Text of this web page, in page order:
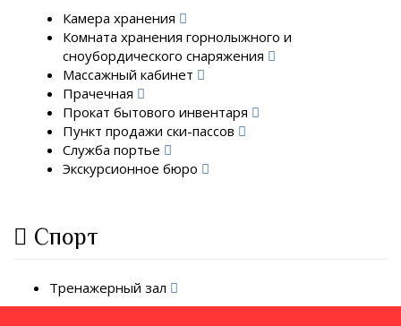
Камера хранения
Комната хранения горнолыжного и
сноубордического снаряжения
Массажный кабинет
Прачечная
Прокат бытового инвентаря
Пункт продажи ски-пассов
Служба портье
Экскурсионное бюро
Спорт
Тренажерный зал